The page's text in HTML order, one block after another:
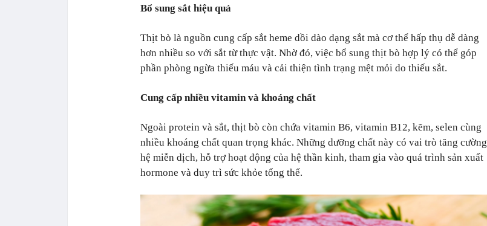
Bổ sung sắt hiệu quả
Thịt bò là nguồn cung cấp sắt heme dồi dào dạng sắt mà cơ thể hấp thụ dễ dàng
hơn nhiều so với sắt từ thực vật. Nhờ đó, việc bổ sung thịt bò hợp lý có thể góp
phần phòng ngừa thiếu máu và cải thiện tình trạng mệt mỏi do thiếu sắt.
Cung cấp nhiều vitamin và khoáng chất
Ngoài protein và sắt, thịt bò còn chứa vitamin B6, vitamin B12, kẽm, selen cùng
nhiều khoáng chất quan trọng khác. Những dưỡng chất này có vai trò tăng cường
hệ miễn dịch, hỗ trợ hoạt động của hệ thần kinh, tham gia vào quá trình sản xuất
hormone và duy trì sức khỏe tổng thể.